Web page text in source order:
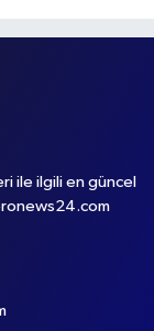
ile ilgili en güncel